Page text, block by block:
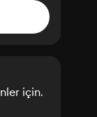
için.